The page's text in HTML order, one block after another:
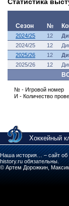
Сезон
№
2024/25 12
2024/25
12
2025/26
12
2025/26
12
№ - Игровой номер
И - Количество
Хоккейный
Наша история… – сайт об
history.ru обязательны.
© Артем Дорожкин,